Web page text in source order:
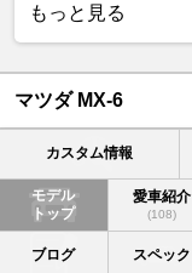
もっと見る
マツダ MX-6
カスタム情報
モデル
トップ
愛車紹介
(108)
ブログ スペック